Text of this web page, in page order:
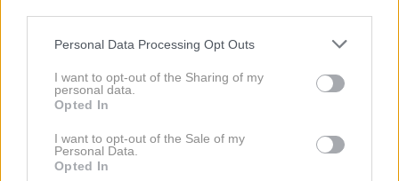
Please note that this website/app uses one or more Google
not limited to your visit or usage behaviour. You may click to
grant or deny consent to Google and its third-party tags to
use your data for below specified purposes in below Google
consent section.
Personal Data Processing Opt Outs
I want to opt-out of the Sharing of my
personal data.
Opted In
I want to opt-out of the Sale of my
Personal Data.
Opted In
igralecprihaja iz newyorške soseske Hell's Kitchen
Zaradi svojega porekla si je prislužil vzdevek Italian
Stallion, ki imamnogo skupnega s slovito italijansko
avtomobilsko znamko Ferrari
. Stallone je svojo
Fiorano, v (presenetljivo) značilni rdeči barvi. Večina
avtomobilov v igralčevi garaži je namreč črnih.